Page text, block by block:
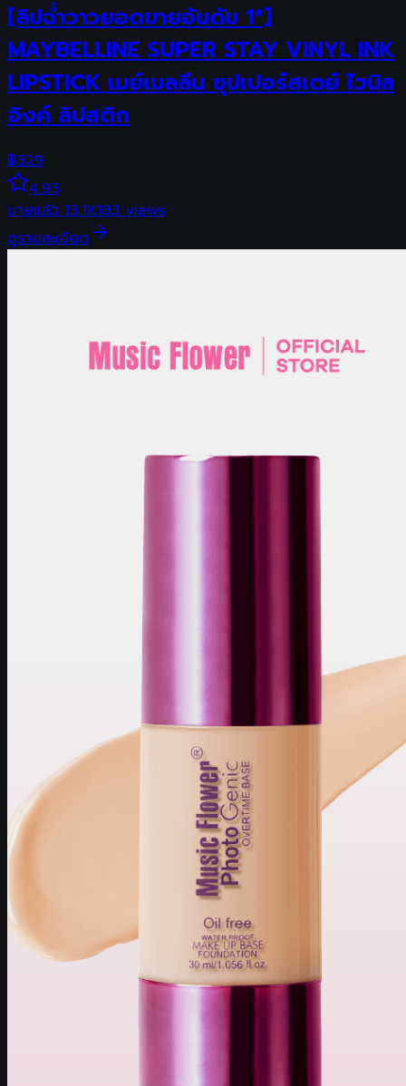
[ลิปฉ่ำวาวยอดขายอันดับ 1*]
MAYBELLINE SUPER STAY VINYL INK
LIPSTICK เมย์เบลลีน ซุปเปอร์สเตย์ ไวนิล
อิงค์ ลิปสติก
฿329
4.93
ขายแล้ว13.1K183views
ดูรายละเอียด